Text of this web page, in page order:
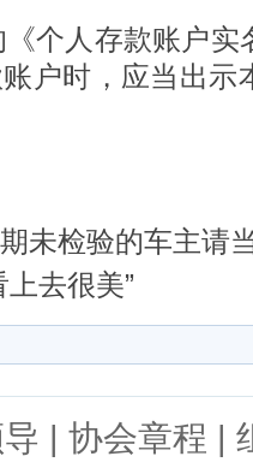
个人存款账户实
户时，应当出示
期未检验的车主请
上去很美”
| 协会章程 |